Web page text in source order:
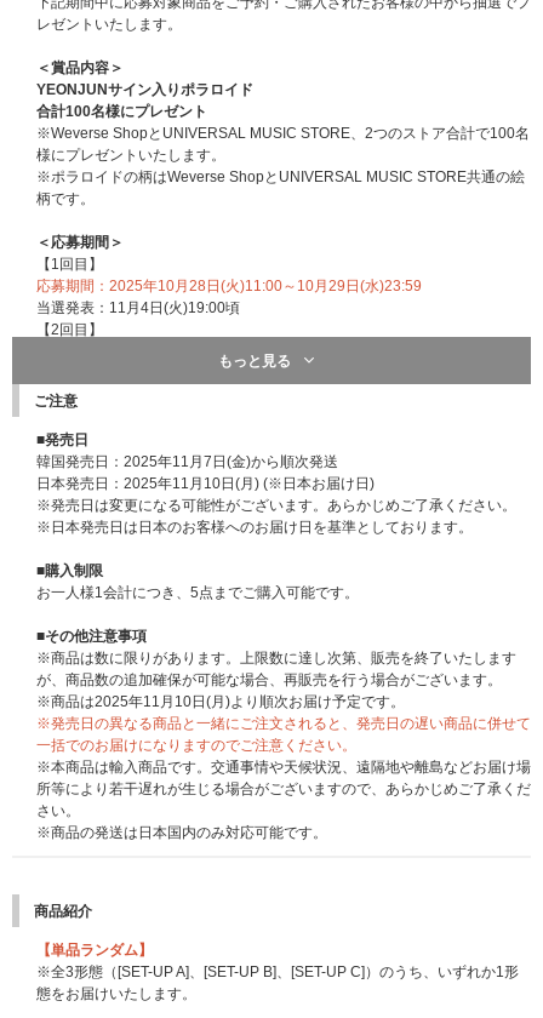
※「応募抽選用シリアルナンバー」は商品と同梱してお送りいたします。
【YEONJUN 'NO LABELS: PART 01' シリアルナンバー応募ページ】
https://cdefgah.net/application/txt-yeonjun
※2025年11月10日(月)11:00～OPEN予定
※オープン時間は多少前後する可能性がございます。
■特典内容
・オンライン2ショット撮影
・オンライントーク(約30秒)
・オンライントーク+2ショット撮影
■開催日程
※開催日程は変更される場合がありますので、あらかじめご了承ください。
2025年11月10日(月)11:00～2025年11月16日(日)23:59(全2回)
【1回目】
11月10日(月)11:00～11月12日(水)23:59⇒当落発表：11月14日(金)17:00
【2回目】
11月13日(木)0:00～11月16日(日)23:59⇒当落発表：11月18日(火)17:00
※各回の締切間近などの時間帯によっては､応募画面に繋がりにくい場合が
ございます｡余裕を持ってご応募ください｡
※商品が届かない､受け取れない等の理由を含め､いかなる場合も上記応募期
間以外はご応募いただけません｡あらかじめご了承ください｡
※商品受取日と上記スケジュールを必ずご自身でご確認の上､ご購入･ご応募
ください｡
■応募方法
上記応募サイトへアクセスし『YEONJUN 'NO LABELS: PART 01'』ご購入
時にお受け取りになった応募抽選用シリアルナンバーを入力、画面の指示に
従ってご応募ください。
・シリアルナンバー1つにつき1回ご応募が可能です。
応募方法、注意事項等の詳細はこちらをご確認ください。
レゼントいたします。
＜賞品内容＞
YEONJUNサイン入りポラロイド
合計100名様にプレゼント
※Weverse ShopとUNIVERSAL MUSIC STORE、2つのストア合計で100名
様にプレゼントいたします。
※ポラロイドの柄はWeverse ShopとUNIVERSAL MUSIC STORE共通の絵
柄です。
＜応募期間＞
【1回目】
応募期間：2025年10月28日(火)11:00～10月29日(水)23:59
当選発表：11月4日(火)19:00頃
【2回目】
応募期間：2025年10月30日(木)0:00～11月5日(水)23:59
当選発表：11月11日(火)19:00頃
※応募期間以外は応募対象商品をご予約、ご購入いただけません。あらかじ
めご了承ください。
※締切間近などの時間帯によっては､ご購入応募画面に繋がりにくい場合が
ございます｡余裕を持ってご購入ください｡
※当選連絡は目安時間のため、前後する可能性がございます。
＜サイン入りポラロイド・プレゼント応募対象商品＞
商品】
※UNIVERSAL MUSIC STOREでご購入のお客様は、必ず上記【サイン入り
ポラロイド・プレゼント応募対象商品】の商品ページよりご注文ください。
上記の商品ページ以外からご注文いただいた場合、応募の対象となりません
のでご注意ください。
＜応募方法＞
対象商品のいずれか1枚または1セットご予約(決済完了)と同時に自動エント
リーになり、お客様から別途お申込み作業は必要ございません。
当選連絡はUNIVERSAL MUSIC STOREのマイページにてご案内いたしま
さい。
※通常商品をご購入いただいても応募抽選の対象にはなりません。
※CD1枚の購入で1回の応募になり、購入回数、応募回数の制限はございま
せん。おひとり様何回でもご購入、ご応募いただけます。
※セット商品をご購入の場合は枚数分に応じた応募回数になります。(例：3
もっと見る
ご注意
■発売日
韓国発売日：2025年11月7日(金)から順次発送
日本発売日：2025年11月10日(月) (※日本お届け日)
※発売日は変更になる可能性がございます。あらかじめご了承ください。
※日本発売日は日本のお客様へのお届け日を基準としております。
■購入制限
お一人様1会計につき、5点までご購入可能です。
■その他注意事項
※商品は数に限りがあります。上限数に達し次第、販売を終了いたします
が、商品数の追加確保が可能な場合、再販売を行う場合がございます。
※商品は2025年11月10日(月)より順次お届け予定です。
※発売日の異なる商品と一緒にご注文されると、発売日の遅い商品に併せて
一括でのお届けになりますのでご注意ください。
※本商品は輸入商品です。交通事情や天候状況、遠隔地や離島などお届け場
所等により若干遅れが生じる場合がございますので、あらかじめご了承くだ
さい。
※商品の発送は日本国内のみ対応可能です。
商品紹介
【単品ランダム】
※全3形態（[SET-UP A]、[SET-UP B]、[SET-UP C]）のうち、いずれか1形
態をお届けいたします。